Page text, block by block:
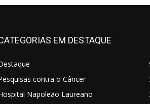
EM DESTAQUE
contra o Câncer
Napoleão Laureano